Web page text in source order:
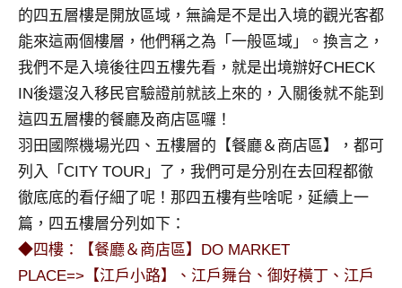
國
旅
遊
作
者、
各
發
表
及
活
動
的四五層樓是開放區域，無論是不是出入境的觀光客都
能來這兩個樓層，他們稱之為「一般區域」。換言之，
我們不是入境後往四五樓先看，就是出境辦好CHECK
IN後還沒入移民官驗證前就該上來的，入關後就不能到
這四五層樓的餐廳及商店區囉！
羽田國際機場光四、五樓層的【餐廳＆商店區】，都可
列入「CITY TOUR」了，我們可是分別在去回程都徹
徹底底的看仔細了呢！那四五樓有些啥呢，延續上一
篇，四五樓層分列如下：
◆四樓：【餐廳＆商店區】DO MARKET
PLACE=>【江戶小路】、江戶舞台、御好橫丁、江戶